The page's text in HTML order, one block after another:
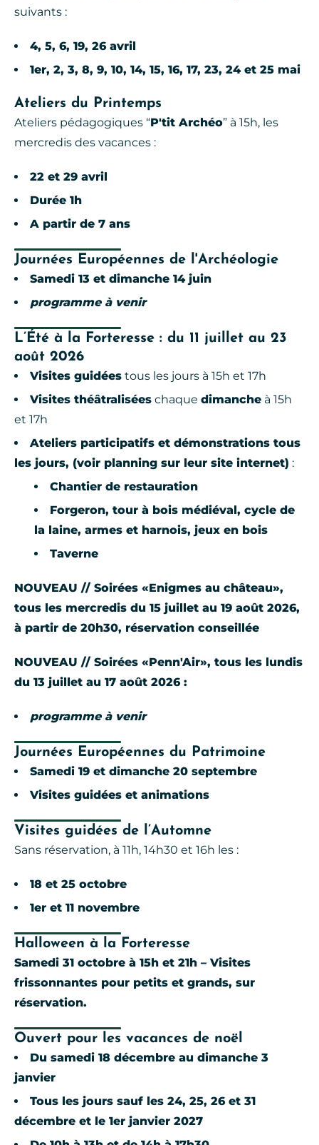
suivants :
4, 5, 6, 19, 26 avril
1er, 2, 3, 8, 9, 10, 14, 15, 16, 17, 23, 24 et 25 mai
Ateliers du Printemps
Ateliers pédagogiques “P'tit Archéo” à 15h, les
mercredis des vacances :
22 et 29 avril
Durée 1h
A partir de 7 ans
Journées Européennes de l'Archéologie
Samedi 13 et dimanche 14 juin
programme à venir
L’Été à la Forteresse : du 11 juillet au 23
août 2026
Visites guidées tous les jours à 15h et 17h
Visites théâtralisées chaque dimanche à 15h
et 17h
Ateliers participatifs et démonstrations tous
les jours, (voir planning sur leur site internet) :
Chantier de restauration
Forgeron, tour à bois médiéval, cycle de
la laine, armes et harnois, jeux en bois
Taverne
NOUVEAU // Soirées «Enigmes au château»,
tous les mercredis du 15 juillet au 19 août 2026,
à partir de 20h30, réservation conseillée
NOUVEAU // Soirées «Penn'Air», tous les lundis
du 13 juillet au 17 août 2026 :
programme à venir
Journées Européennes du Patrimoine
Samedi 19 et dimanche 20 septembre
Visites guidées et animations
Visites guidées de l’Automne
Sans réservation, à 11h, 14h30 et 16h les :
18 et 25 octobre
1er et 11 novembre
Halloween à la Forteresse
Samedi 31 octobre à 15h et 21h – Visites
frissonnantes pour petits et grands, sur
réservation.
Ouvert pour les vacances de noël
Du samedi 18 décembre au dimanche 3
janvier
Tous les jours sauf les 24, 25, 26 et 31
décembre et le 1er janvier 2027